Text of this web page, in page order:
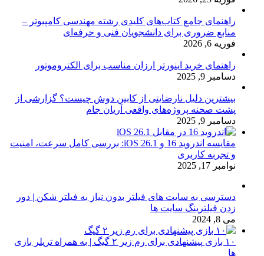
راهنمای جامع کتاب‌های کلیدی رشته مهندسی کامپیوتر –
منابع ضروری برای دانشجویان فنی و حرفه‌ای
فوریه 6, 2026
راهنمای خرید اینورتر ارزان مناسب برای الکتروموتور
دسامبر 9, 2025
بیشترین دلیل نارضایتی از کابین دوش چیست؟ گزارشی از
پشت صحنه پروژه‌های واقعی آریان جام
دسامبر 9, 2025
مقایسه اندروید 16 و iOS 26.1: بررسی کامل سرعت، امنیت
و تجربه کاربری
نوامبر 17, 2025
دسترسی به سایت های فیلتر بدون نیاز به فیلتر شکن | دور
زدن فیلترینگ سایت ها
می 8, 2024
۱۰ بازی پیشنهادی برای رم زیر ۲ گیگ | به همراه تریلر بازی
ها